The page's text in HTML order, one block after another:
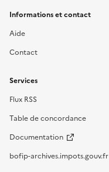
Informations et contact
Aide
Contact
Services
Flux RSS
Table de concordance
Documentation
bofip-archives.impots.gouv.fr